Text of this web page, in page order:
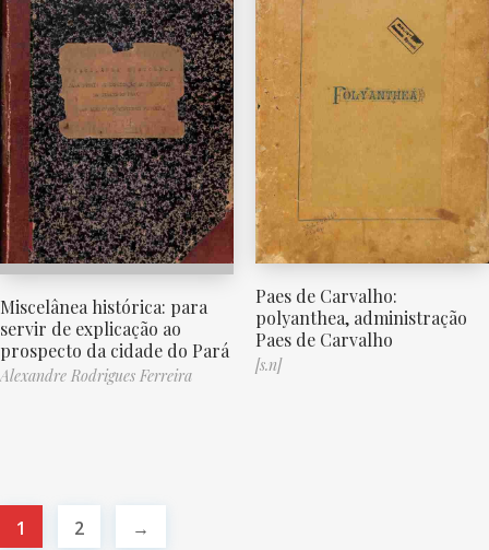
Miscelânea histórica: para
servir de explicação ao
prospecto da cidade do Pará
Alexandre Rodrigues Ferreira
Paes de Carvalho:
polyanthea, administração
Paes de Carvalho
[s.n]
1 2 →